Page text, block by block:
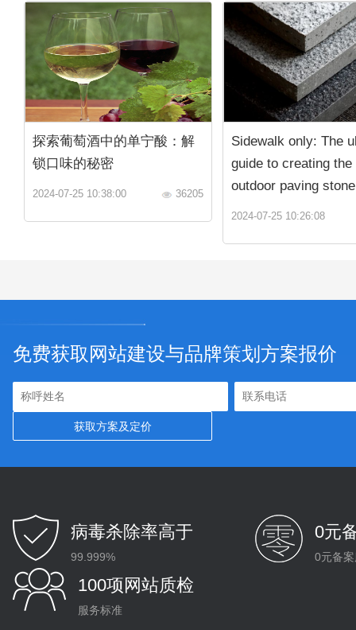
探索葡萄酒中的单宁酸：解
锁口味的秘密
2024-07-25 10:38:00 36205
Sidewalk only: The
guide to creating the
outdoor paving stone
2024-07-25 10:26:08
免费获取网站建设与品牌策划方案报价
病毒杀除率高于
99.999%
0元
0元备
100项网站质检
服务标准